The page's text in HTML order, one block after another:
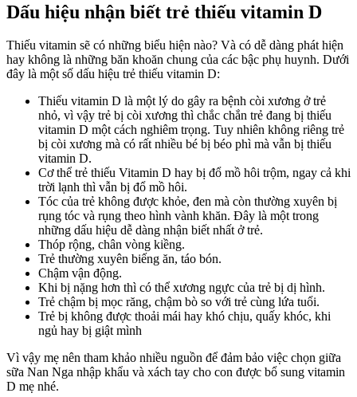
Dấu hiệu nhận biết trẻ thiếu vitamin D
Thiếu vitamin sẽ có những biểu hiện nào? Và có dễ dàng phát hiện
hay không là những băn khoăn chung của các bậc phụ huynh. Dưới
đây là một số dấu hiệu trẻ thiếu vitamin D:
Thiếu vitamin D là một lý do gây ra bệnh còi xương ở trẻ
nhỏ, vì vậy trẻ bị còi xương thì chắc chắn trẻ đang bị thiếu
vitamin D một cách nghiêm trọng. Tuy nhiên không riêng trẻ
bị còi xương mà có rất nhiều bé bị béo phì mà vẫn bị thiếu
vitamin D.
Cơ thể trẻ thiếu Vitamin D hay bị đổ mồ hôi trộm, ngay cả khi
trời lạnh thì vẫn bị đổ mồ hôi.
Tóc của trẻ không được khỏe, đen mà còn thường xuyên bị
rụng tóc và rụng theo hình vành khăn. Đây là một trong
những dấu hiệu dễ dàng nhận biết nhất ở trẻ.
Thóp rộng, chân vòng kiềng.
Trẻ thường xuyên biếng ăn, táo bón.
Chậm vận động.
Khi bị nặng hơn thì có thể xương ngực của trẻ bị dị hình.
Trẻ chậm bị mọc răng, chậm bò so với trẻ cùng lứa tuổi.
Trẻ bị không được thoải mái hay khó chịu, quấy khóc, khi
ngủ hay bị giật mình
Vì vậy mẹ nên tham khảo nhiều nguồn để đảm bảo việc chọn giữa
sữa Nan Nga nhập khẩu và xách tay cho con được bổ sung vitamin
D mẹ nhé.